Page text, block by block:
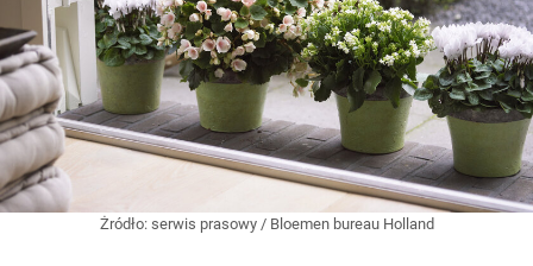
Żródło: serwis prasowy / Bloemen bureau Holland